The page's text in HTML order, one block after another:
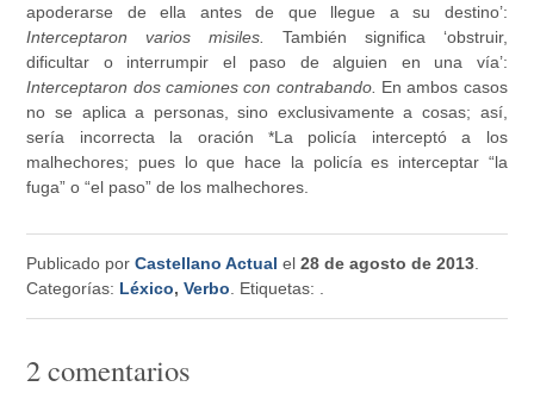
apoderarse de ella antes de que llegue a su destino’:
Interceptaron varios misiles.
También significa ‘obstruir,
dificultar o interrumpir el paso de alguien en una vía’:
Interceptaron dos camiones con contrabando. En ambos casos
no se aplica a personas, sino exclusivamente a cosas; así,
sería incorrecta la oración *La policía interceptó a los
malhechores; pues lo que hace la policía es interceptar “la
fuga” o “el paso” de los malhechores.
Publicado porCastellano Actual el28 de agosto de 2013
Categorías: Léxico,Verbo . Etiquetas:
2 comentarios